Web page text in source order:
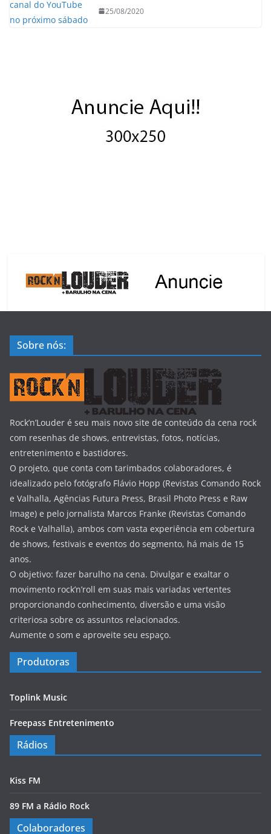
25/08/2020
Sobre nós:
Rock’n’Louder é seu mais novo site de conteúdo da cena rock
com resenhas de shows, entrevistas, fotos, notícias,
entretenimento e bastidores.
O projeto, que conta com tarimbados colaboradores, é
idealizado pelo fotógrafo Flávio Hopp (Revistas Comando Rock
e Valhalla, Agências Futura Press, Brasil Photo Press e Raw
Image) e pelo jornalista Marcos Franke (Revistas Comando
Rock e Valhalla), ambos com vasta experiência em cobertura
de shows, festivais e eventos do segmento, há mais de 15
anos.
O objetivo: fazer barulho na cena. Divulgar e exaltar o
movimento rock’n’roll em suas mais variadas vertentes
proporcionando conhecimento, diversão e uma visão
criteriosa sobre os assuntos relacionados.
Aumente o som e aproveite seu espaço.
Produtoras
Toplink Music
Freepass Entretenimento
Rádios
Kiss FM
89 FM a Rádio Rock
Colaboradores